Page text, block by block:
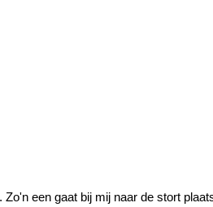
een gaat bij mij naar de stort